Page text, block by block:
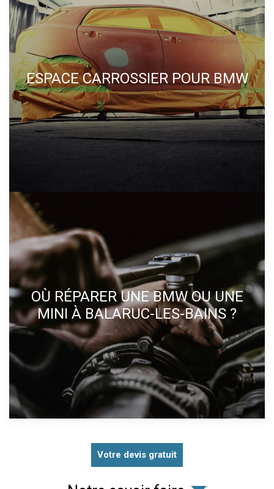
ESPACE CARROSSIER POUR BMW
OÙ RÉPARER UNE BMW OU UNE
MINI À BALARUC-LES-BAINS ?
Votre devis gratuit